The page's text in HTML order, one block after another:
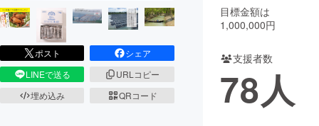
CAMPFIREふるさと納税machi-ya コミュニティ
ポスト
シェア
LINEで送る
URLコピー
埋め込み
QRコード
目標金額は
1,000,000円
支援者数
78人